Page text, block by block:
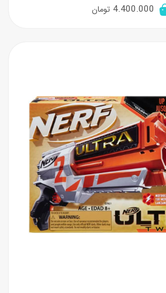
4.400.000 تومان